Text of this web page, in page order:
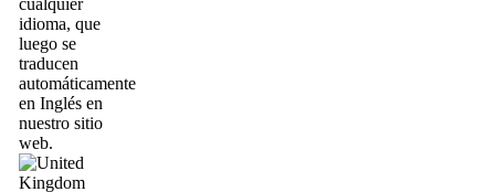
cualquier
idioma, que
luego se
traducen
automáticamente
en Inglés en
nuestro sitio
web.